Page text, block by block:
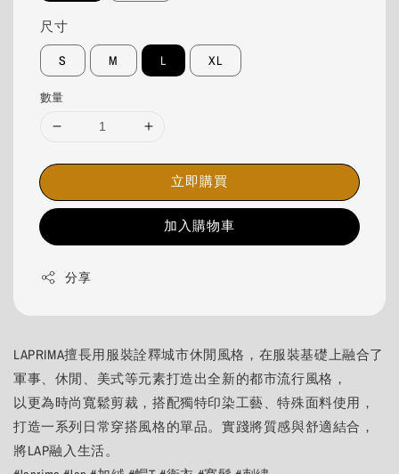
尺寸
S M L XL
數量
立即購買
加入購物車
分享
LAPRIMA擅長用服裝詮釋城市休閒風格，在服裝基礎上融合了
軍事、休閒、美式等元素打造出全新的都市流行風格，
以更為時尚寬鬆剪裁，搭配獨特印染工藝、特殊面料使用，
打造一系列日常穿搭風格的單品。實踐將質感與舒適結合，
將LAP融入生活。